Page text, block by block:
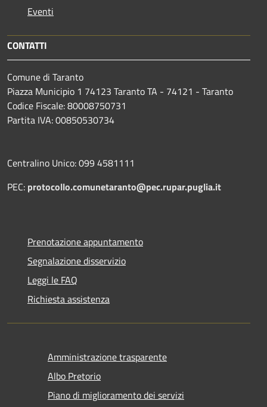
Eventi
CONTATTI
Comune di Taranto
Piazza Municipio 1 74123 Taranto TA - 74121 - Taranto
Codice Fiscale: 80008750731
Partita IVA: 00850530734
Centralino Unico: 099 4581111
PEC: protocollo.comunetaranto@pec.rupar.puglia.it
Prenotazione appuntamento
Segnalazione disservizio
Leggi le FAQ
Richiesta assistenza
Amministrazione trasparente
Albo Pretorio
Piano di miglioramento dei servizi